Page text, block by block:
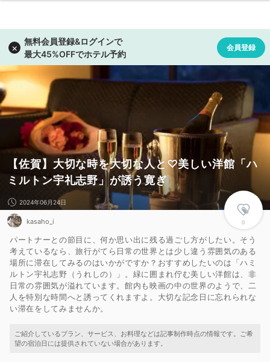
【佐賀】大切な時を大切な人と♡美しい洋館「ハ
ミルトン宇礼志野」が誘う寛ぎ
0
2024年06月24日
kasaho_i
パートナーとの節目に、何か思い出に残る過ごし方がしたい。そう
考えているなら、旅行がてら日常の世界とは少し違う雰囲気のある
場所に滞在してみるのはいかがですか？おすすめしたいのは「ハミ
ルトン宇礼志野（うれしの）」。緑に囲まれ佇む美しい洋館は、非
日常の雰囲気が溢れています。館内も映画の中の世界のようで、二
人を特別な時間へと誘ってくれますよ。大切な記念日に忘れられな
い滞在をしてみませんか。